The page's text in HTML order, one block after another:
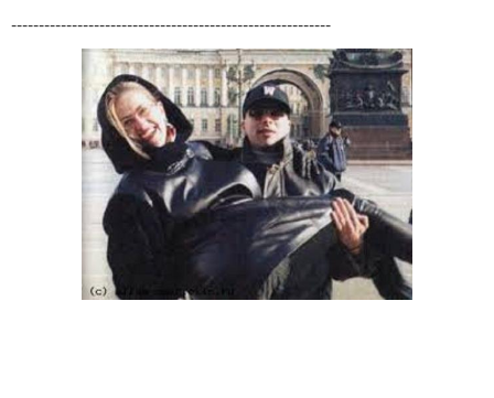
----------------------------------------------------------